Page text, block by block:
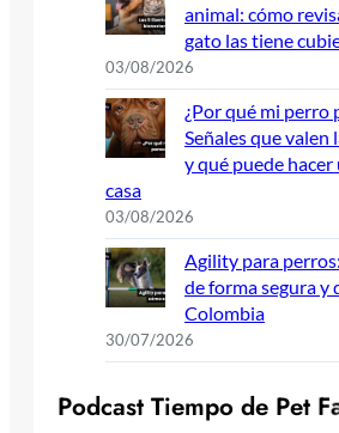
animal: cómo
gato las tiene
03/08/2026
¿Por qué mi perro
Señales que valen
y qué puede
casa
03/08/2026
Agility para
de forma segura y
Colombia
30/07/2026
Podcast Tiempo de Pet F